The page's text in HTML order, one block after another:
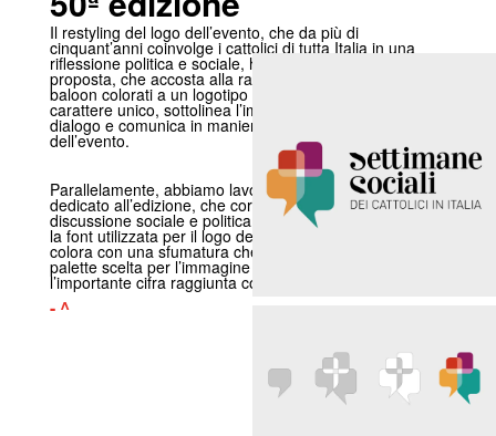
Il restyling del logo dell’evento, che da più di
cinquant’anni coinvolge i cattolici di tutta Italia in una
riflessione politica e sociale, ha dato il via ai lavori. La
proposta, che accosta alla rappresentazione di quattro
baloon colorati a un logotipo realizzato con una font dal
carattere unico, sottolinea l’importanza della parola e del
dialogo e comunica in maniera concreta l’essenza
dell’evento.
Parallelamente, abbiamo lavorato anche al marchio
dedicato all’edizione, che corona più di un secolo di
discussione sociale e politica. Elegante e pulito, riprende
la font utilizzata per il logo delle Settimane Sociali e la
colora con una sfumatura che ben si sposa con la
palette scelta per l’immagine dell’evento, valorizzando
l’importante cifra raggiunta con l’appuntamento triestino.
- ^